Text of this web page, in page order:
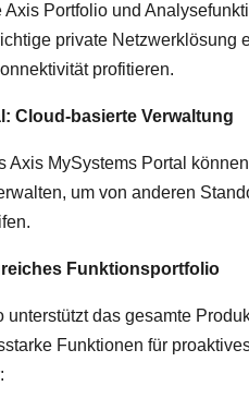
Axis Portfolio und
private Netzwerklösung
profitieren.
Cloud-basierte Verwaltung
Axis MySystems Portal
um von anderen
Funktionsportfolio
unterstützt das gesamte
Funktionen für